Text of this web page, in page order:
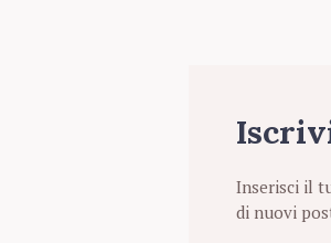
Inserisci il
di nuovi